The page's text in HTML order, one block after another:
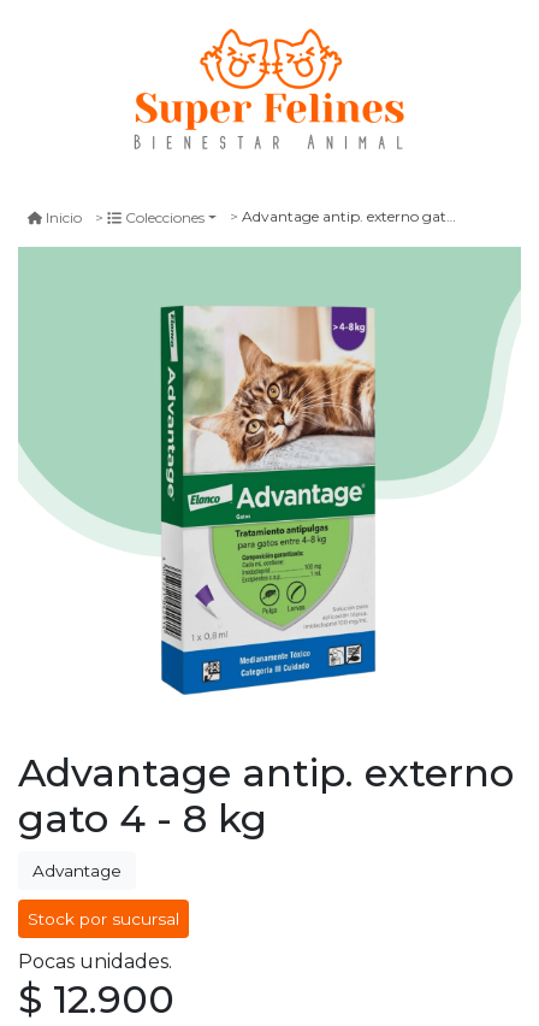
Inicio Colecciones Advantage antip. externo gato 4 - 8 kg
Advantage antip. externo
gato 4 - 8 kg
Advantage
Stock por sucursal
Pocas unidades.
$ 12.900